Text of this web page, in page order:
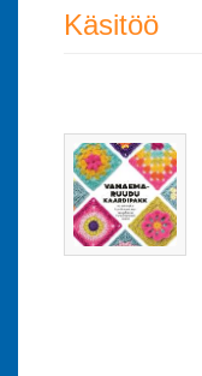
Menu
Käsitöö